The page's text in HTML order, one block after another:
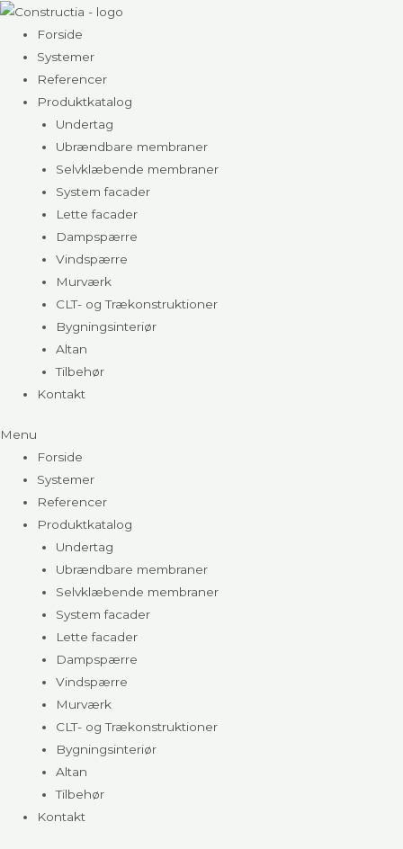
Gå
indholdet
Forside
Systemer
Referencer
Produktkatalog
Undertag
Ubrændbare membraner
Selvklæbende membraner
System facader
Lette facader
Dampspærre
Vindspærre
Murværk
CLT- og Trækonstruktioner
Bygningsinteriør
Altan
Tilbehør
Kontakt
Menu
Forside
Systemer
Referencer
Produktkatalog
Undertag
Ubrændbare membraner
Selvklæbende membraner
System facader
Lette facader
Dampspærre
Vindspærre
Murværk
CLT- og Trækonstruktioner
Bygningsinteriør
Altan
Tilbehør
Kontakt